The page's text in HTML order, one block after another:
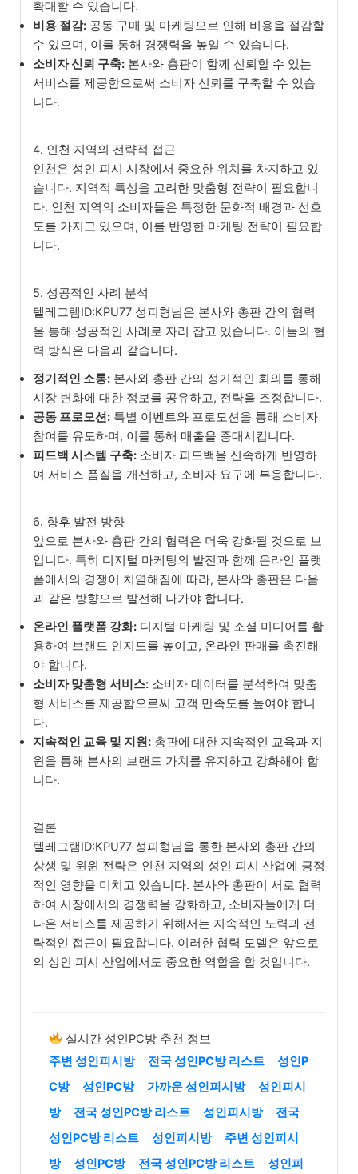
확대할 수 있습니다.
비용 절감: 공동 구매 및 마케팅으로 인해 비용을 절감할
수 있으며, 이를 통해 경쟁력을 높일 수 있습니다.
소비자 신뢰 구축: 본사와 총판이 함께 신뢰할 수 있는
서비스를 제공함으로써 소비자 신뢰를 구축할 수 있습
니다.
4. 인천 지역의 전략적 접근
인천은 성인 피시 시장에서 중요한 위치를 차지하고 있
습니다. 지역적 특성을 고려한 맞춤형 전략이 필요합니
다. 인천 지역의 소비자들은 특정한 문화적 배경과 선호
도를 가지고 있으며, 이를 반영한 마케팅 전략이 필요합
니다.
5. 성공적인 사례 분석
텔레그램ID:KPU77 성피형님은 본사와 총판 간의 협력
을 통해 성공적인 사례로 자리 잡고 있습니다. 이들의 협
력 방식은 다음과 같습니다.
정기적인 소통: 본사와 총판 간의 정기적인 회의를 통해
시장 변화에 대한 정보를 공유하고, 전략을 조정합니다.
공동 프로모션: 특별 이벤트와 프로모션을 통해 소비자
참여를 유도하며, 이를 통해 매출을 증대시킵니다.
피드백 시스템 구축: 소비자 피드백을 신속하게 반영하
여 서비스 품질을 개선하고, 소비자 요구에 부응합니다.
6. 향후 발전 방향
앞으로 본사와 총판 간의 협력은 더욱 강화될 것으로 보
입니다. 특히 디지털 마케팅의 발전과 함께 온라인 플랫
폼에서의 경쟁이 치열해짐에 따라, 본사와 총판은 다음
과 같은 방향으로 발전해 나가야 합니다.
온라인 플랫폼 강화: 디지털 마케팅 및 소셜 미디어를 활
용하여 브랜드 인지도를 높이고, 온라인 판매를 촉진해
야 합니다.
소비자 맞춤형 서비스: 소비자 데이터를 분석하여 맞춤
형 서비스를 제공함으로써 고객 만족도를 높여야 합니
다.
지속적인 교육 및 지원: 총판에 대한 지속적인 교육과 지
원을 통해 본사의 브랜드 가치를 유지하고 강화해야 합
니다.
결론
텔레그램ID:KPU77 성피형님을 통한 본사와 총판 간의
상생 및 윈윈 전략은 인천 지역의 성인 피시 산업에 긍정
적인 영향을 미치고 있습니다. 본사와 총판이 서로 협력
하여 시장에서의 경쟁력을 강화하고, 소비자들에게 더
나은 서비스를 제공하기 위해서는 지속적인 노력과 전
략적인 접근이 필요합니다. 이러한 협력 모델은 앞으로
의 성인 피시 산업에서도 중요한 역할을 할 것입니다.
실시간 성인PC방 추천 정보
주변 성인피시방
전국 성인PC방 리스트
성인P
C방
성인PC방 가까운 성인피시방
성인피시
방
전국 성인PC방 리스트 성인피시방
전국
성인PC방 리스트
성인피시방
주변 성인피시
방
성인PC방 전국 성인PC방 리스트
성인피